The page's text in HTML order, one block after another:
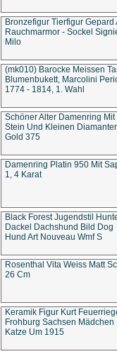
Bronzefigur Tierfigur Gepard
Rauchmarmor - Sockel
Milo
(mk010) Barocke Meissen
Blumenbukett, Marcolini
1774 - 1814, 1. Wahl
Schöner Alter Damenring Mit
Stein Und Kleinen
Gold 375
Damenring Platin 950 Mit
1, 4 Karat
Black Forest Jugendstil
Dackel Dachshund Bild Dog
Hund Art Nouveau Wmf S
Rosenthal Vita Weiss Matt
26 Cm
Keramik Figur Kurt
Frohburg Sachsen Mädchen
Katze Um 1915